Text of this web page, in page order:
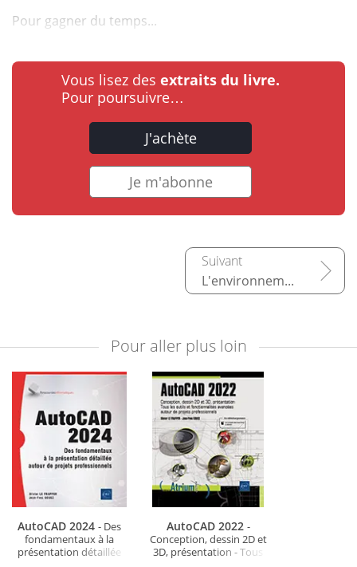
Pour gagner du temps...
Vous lisez des extraits du livre.
Pour poursuivre…
J'achète
Je m'abonne
L'environnement de travail
Pour aller plus loin
AutoCAD 2024 - Des
fondamentaux à la
présentation détaillée
AutoCAD 2022 -
Conception, dessin 2D et
3D, présentation - Tous